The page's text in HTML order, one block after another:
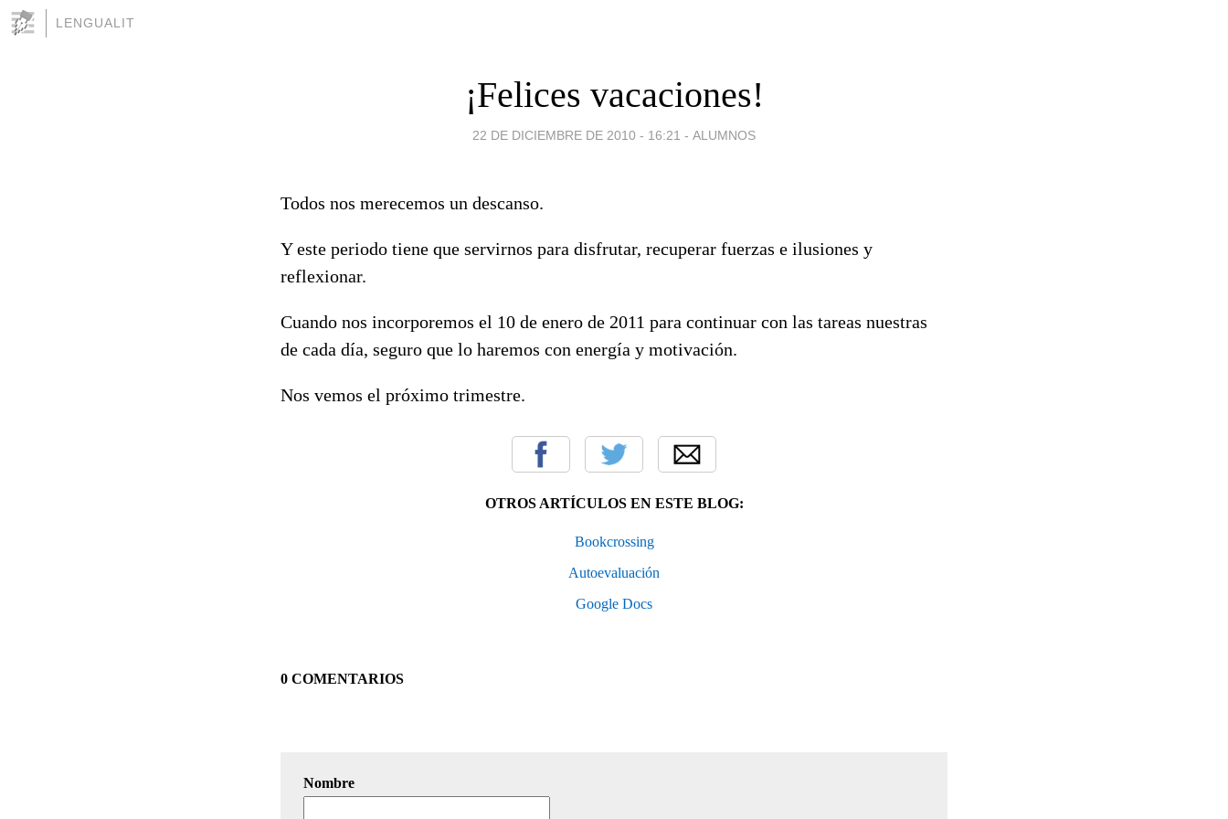
LENGUALIT
¡Felices vacaciones!
22 DE DICIEMBRE DE 2010 - 16:21 - ALUMNOS
Todos nos merecemos un descanso.
Y este periodo tiene que servirnos para disfrutar, recuperar fuerzas e ilusiones y
reflexionar.
Cuando nos incorporemos el 10 de enero de 2011 para continuar con las tareas nuestras
de cada día, seguro que lo haremos con energía y motivación.
Nos vemos el próximo trimestre.
OTROS ARTÍCULOS EN ESTE BLOG:
Bookcrossing
Autoevaluación
Google Docs
0 COMENTARIOS
Nombre